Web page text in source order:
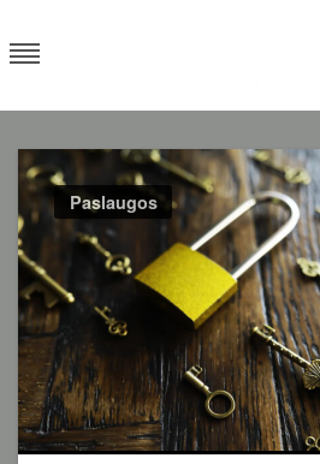
to
content
Paslaugos